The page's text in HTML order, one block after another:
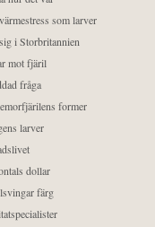
som larver
i Storbritannien
mot fjäril
fråga
former
larver
dollar
färg